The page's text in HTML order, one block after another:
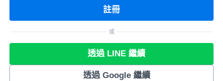
註冊
或
透過 LINE 繼續
透過 Google 繼續